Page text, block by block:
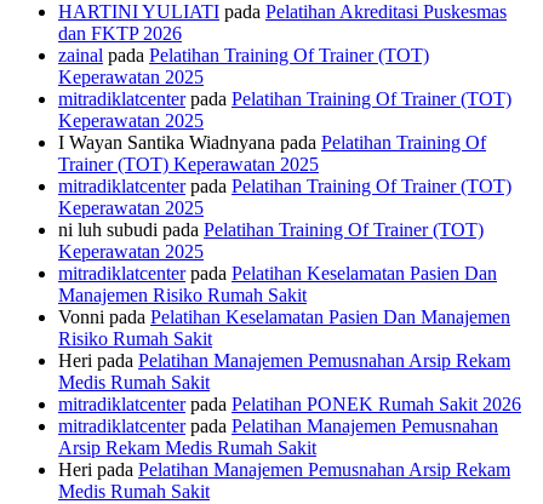
HARTINI YULIATI pada Pelatihan Akreditasi Puskesmas
dan FKTP 2026
zainal pada Pelatihan Training Of Trainer (TOT)
Keperawatan 2025
mitradiklatcenterpada Pelatihan Training Of Trainer (TOT)
Keperawatan 2025
I Wayan Santika Wiadnyana pada Pelatihan Training Of
Trainer (TOT) Keperawatan 2025
mitradiklatcenterpada Pelatihan Training Of Trainer (TOT)
Keperawatan 2025
ni luh subudi pada Pelatihan Training Of Trainer (TOT)
Keperawatan 2025
mitradiklatcenterpada Pelatihan Keselamatan Pasien Dan
Manajemen Risiko Rumah Sakit
Vonni pada Pelatihan Keselamatan Pasien Dan Manajemen
Risiko Rumah Sakit
Heri pada Pelatihan Manajemen Pemusnahan Arsip Rekam
Medis Rumah Sakit
mitradiklatcenterpada Pelatihan PONEK Rumah Sakit 2026
mitradiklatcenterpada Pelatihan Manajemen Pemusnahan
Arsip Rekam Medis Rumah Sakit
Heri pada Pelatihan Manajemen Pemusnahan Arsip Rekam
Medis Rumah Sakit